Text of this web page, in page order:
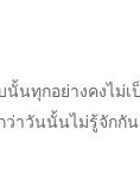
นทุกอย่างคงไม่
าวันนั้นไม่รู้จักกัน